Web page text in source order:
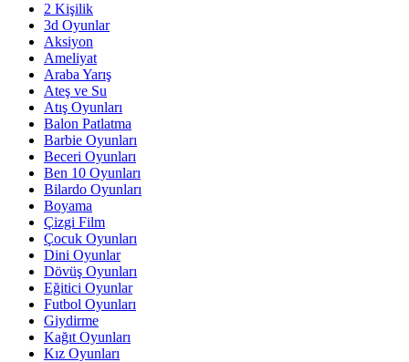
2 Kişilik
3d Oyunlar
Aksiyon
Ameliyat
Araba Yarış
Ateş ve Su
Atış Oyunları
Balon Patlatma
Barbie Oyunları
Beceri Oyunları
Ben 10 Oyunları
Bilardo Oyunları
Boyama
Çizgi Film
Çocuk Oyunları
Dini Oyunlar
Dövüş Oyunları
Eğitici Oyunlar
Futbol Oyunları
Giydirme
Kağıt Oyunları
Kız Oyunları